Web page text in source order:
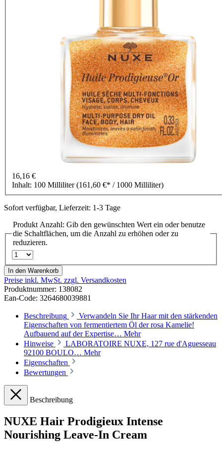
16,16 €
Inhalt: 100 Milliliter(161,60 €* / 1000 Milliliter)
Sofort verfügbar, Lieferzeit: 1-3 Tage
Produkt Anzahl: Gib den gewünschten Wert ein oder benutze
die Schaltflächen, um die Anzahl zu erhöhen oder zu
reduzieren.
In den Warenkorb
Preise inkl. MwSt. zzgl. Versandkosten
Produktnummer: 138082
Ean-Code: 3264680039881
Beschreibung
Verwandeln Sie Ihr Haar mit den stärkenden
Eigenschaften von fermentiertem Öl der rosa Kamelie!
Aufbauend auf der Expertise… Mehr
Hinweise
LABORATOIRE NUXE, 127 rue d'Aguesseau
92100 BOULO… Mehr
Eigenschaften
Bewertungen
Beschreibung
NUXE Hair Prodigieux Intense
Nourishing Leave-In Cream